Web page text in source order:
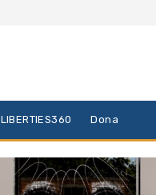
LIBERTIES360 Dona